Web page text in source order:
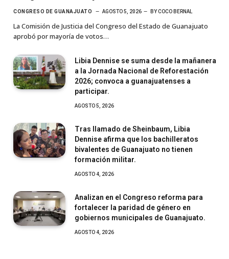
CONGRESO DE GUANAJUATO AGOSTO 5, 2026 BYCOCO BERNAL
La Comisión de Justicia del Congreso del Estado de Guanajuato
aprobó por mayoría de votos…
Libia Dennise se suma desde la mañanera
a la Jornada Nacional de Reforestación
2026; convoca a guanajuatenses a
participar.
AGOSTO 5, 2026
Tras llamado de Sheinbaum, Libia
Dennise afirma que los bachilleratos
bivalentes de Guanajuato no tienen
formación militar.
AGOSTO 4, 2026
Analizan en el Congreso reforma para
fortalecer la paridad de género en
gobiernos municipales de Guanajuato.
AGOSTO 4, 2026